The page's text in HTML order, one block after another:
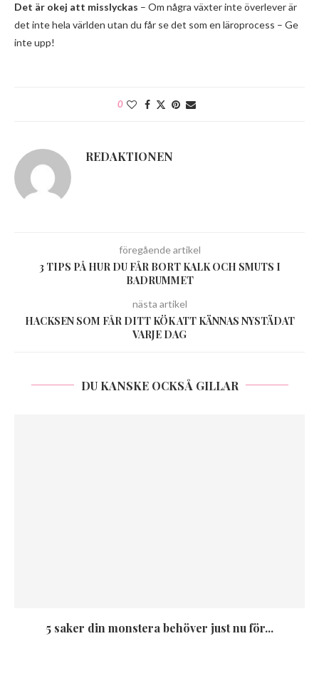
Det är okej att misslyckas – Om några växter inte överlever är
det inte hela världen utan du får se det som en läroprocess – Ge
inte upp!
0
REDAKTIONEN
föregående artikel
3 TIPS PÅ HUR DU FÅR BORT KALK OCH SMUTS I
BADRUMMET
nästa artikel
HACKSEN SOM FÅR DITT KÖK ATT KÄNNAS NYSTÄDAT
VARJE DAG
DU KANSKE OCKSÅ GILLAR
5 saker din monstera behöver just nu för...